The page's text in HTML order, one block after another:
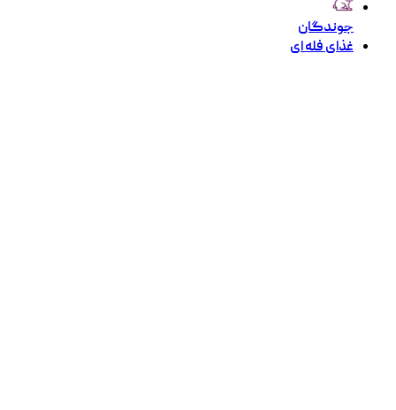
جوندگان
غذای فله ای